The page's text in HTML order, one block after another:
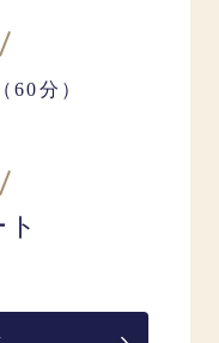
（60分）